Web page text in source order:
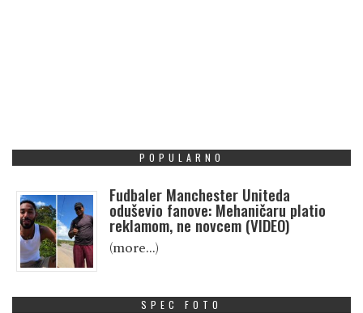
POPULARNO
Fudbaler Manchester Uniteda
oduševio fanove: Mehaničaru platio
reklamom, ne novcem (VIDEO)
(more…)
SPEC FOTO